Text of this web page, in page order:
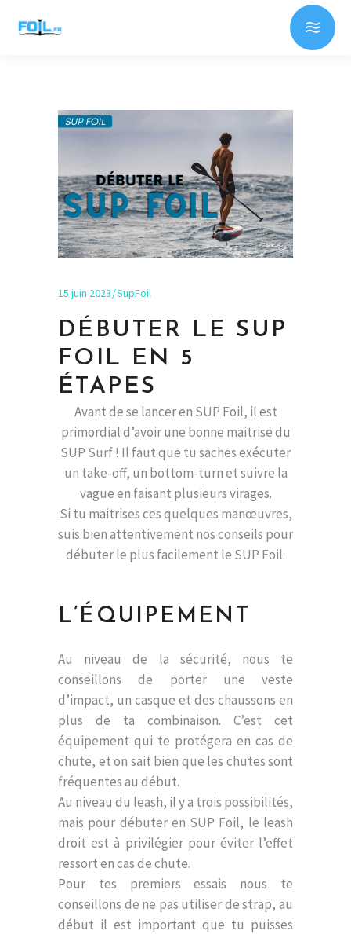
15 juin 2023 SupFoil
DÉBUTER LE SUP
FOIL EN 5
ÉTAPES
Avant de se lancer en SUP Foil, il est
primordial d’avoir une bonne maitrise du
SUP Surf ! Il faut que tu saches exécuter
un take-off, un bottom-turn et suivre la
vague en faisant plusieurs virages.
Si tu maitrises ces quelques manœuvres,
suis bien attentivement nos conseils pour
débuter le plus facilement le SUP Foil.
L’ÉQUIPEMENT
Au niveau de la sécurité, nous te
conseillons de porter une veste
d’impact, un casque et des chaussons en
plus de ta combinaison. C’est cet
équipement qui te protégera en cas de
chute, et on sait bien que les chutes sont
fréquentes au début.
Au niveau du leash, il y a trois possibilités,
mais pour débuter en SUP Foil, le leash
droit est à privilégier pour éviter l’effet
ressort en cas de chute.
Pour tes premiers essais nous te
conseillons de ne pas utiliser de strap, au
début il est important que tu puisses